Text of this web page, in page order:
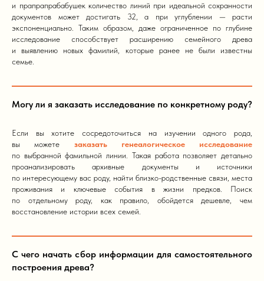
и прапрапрабабушек количество линий при идеальной сохранности
документов может достигать 32, а при углублении — расти
экспоненциально. Таким образом, даже ограниченное по глубине
исследование способствует расширению семейного древа
и выявлению новых фамилий, которые ранее не были известны
семье.
Могу ли я заказать исследование по конкретному роду?
Если вы хотите сосредоточиться на изучении одного рода,
вы можете заказать генеалогическое исследование
по выбранной фамильной линии. Такая работа позволяет детально
проанализировать архивные документы и источники
по интересующему вас роду, найти близко-родственные связи, места
проживания и ключевые события в жизни предков. Поиск
по отдельному роду, как правило, обойдется дешевле, чем
восстановление истории всех семей.
С чего начать сбор информации для самостоятельного
построения древа?